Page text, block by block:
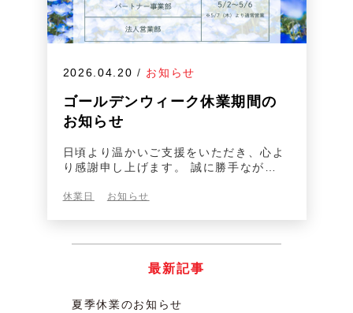
2026.04.20 / お知らせ
ゴールデンウィーク休業期間の
お知らせ
日頃より温かいご支援をいただき、心よ
り感謝申し上げます。 誠に勝手なが…
休業日 お知らせ
最新記事
夏季休業のお知らせ